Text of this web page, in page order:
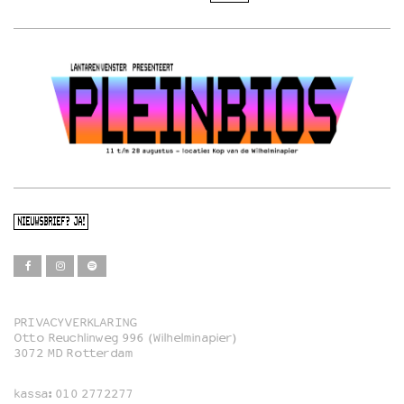
NIEUWSBRIEF? JA!
Film
PRIVACYVERKLARING
Otto Reuchlinweg 996 (Wilhelminapier)
3072 MD Rotterdam
kassa: 010 2772277